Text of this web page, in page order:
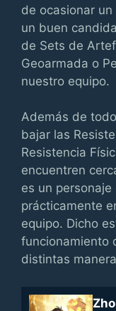
de ocasionar
un buen
de Sets de
Geoarmada o
nuestro equipo.
Además de
bajar las
Resistencia
encuentren
es un
prácticamente
equipo. Dicho
funcionamiento
distintas